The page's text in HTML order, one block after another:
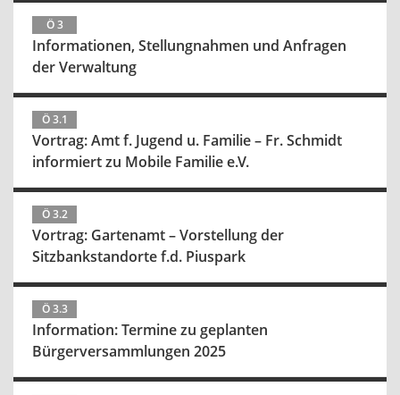
Ö 3
Informationen, Stellungnahmen und Anfragen
der Verwaltung
Ö 3.1
Vortrag: Amt f. Jugend u. Familie – Fr. Schmidt
informiert zu Mobile Familie e.V.
Ö 3.2
Vortrag: Gartenamt – Vorstellung der
Sitzbankstandorte f.d. Piuspark
Ö 3.3
Information: Termine zu geplanten
Bürgerversammlungen 2025